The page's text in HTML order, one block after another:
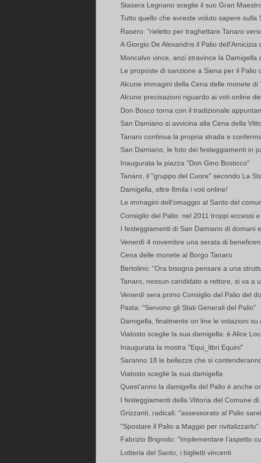
Stasera Legnano sceglie il suo Gran Maestro
Tutto quello che avreste voluto sapere sulla
Rasero: "rieletto per traghettare Tanaro
A Giorgio De Alexandris il Palio dell'Amicizia
Moncalvo vince, anzi stravince la Damigella
Le proposte di sanzione a Siena per il Palio
Alcune immagini della Cena delle monete di
Alcune precisazioni riguardo ai voti online
Don Bosco torna con il tradizionale
San Damiano si avvicina alla Cena della
Tanaro continua la propria strada e conferma
San Damiano, le foto dei festeggiamenti in
Inaugurata la piazza "Don Gino Bosticco"
Tanaro, il "gruppo del Cuore" secondo La
Damigella, oltre 8mila i voti online!
Le immagini dell'omaggio al Santo del
Consiglio del Palio: nel 2011 troppi eccessi e
I festeggiamenti di San Damiano di domani
Venerdì 4 novembre una serata di
Cena delle monete al Borgo Tanaro
Bertolino: "Ora bisogna pensare a una
Tanaro, nessun candidato a rettore, si va a
Venerdì sera primo Consiglio del Palio del
Pasta: "Servono gli Stati Generali del Palio"
Damigella, finalmente on line le votazioni su
Viatosto sceglie la sua damigella: è Alice
Inaugurata la mostra "Equi_libri Equini"
Saranno 18 le bellezze che si
Viatosto sceglie la sua damigella
Quest'anno la damigella del Palio è anche
I festeggiamenti della Vittoria del Comune di
Grizzanti, radicali: "assessorato al Palio
"Spostare il Palio a Maggio per rivitalizzarlo" -
Fabrizio Brignolo: "Implementare l'aspetto
Lotteria del Santo, i biglietti vincenti